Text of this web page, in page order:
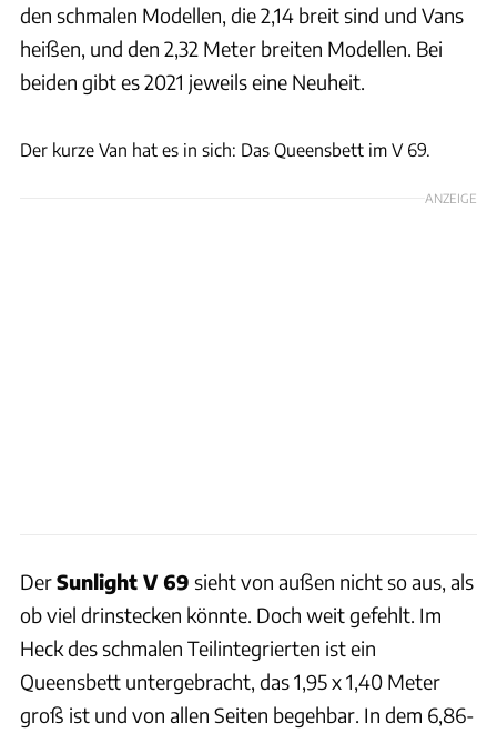
den schmalen Modellen, die 2,14 breit sind und Vans
heißen, und den 2,32 Meter breiten Modellen. Bei
beiden gibt es 2021 jeweils eine Neuheit.
Der kurze Van hat es in sich: Das Queensbett im V 69.
ANZEIGE
DerSunlight V 69 sieht von außen nicht so aus, als
ob viel drinstecken könnte. Doch weit gefehlt. Im
Heck des schmalen Teilintegrierten ist ein
Queensbett untergebracht, das 1,95 x 1,40 Meter
groß ist und von allen Seiten begehbar. In dem 6,86-